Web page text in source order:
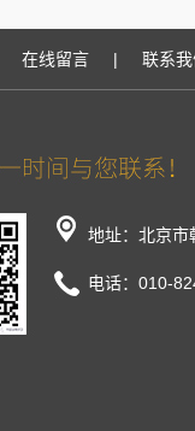
在线留言 | 联系我
地址：北京市
电话：010-